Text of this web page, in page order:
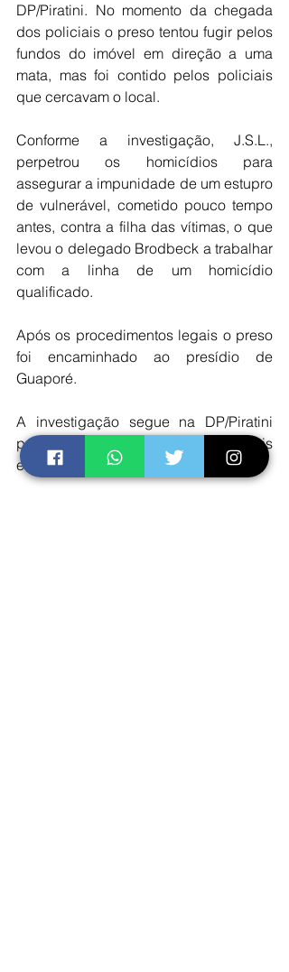
DP/Piratini. No momento da chegada
dos policiais o preso tentou fugir pelos
fundos do imóvel em direção a uma
mata, mas foi contido pelos policiais
que cercavam o local.
Conforme a investigação, J.S.L.,
perpetrou os homicídios para
assegurar a impunidade de um estupro
de vulnerável, cometido pouco tempo
antes, contra a filha das vítimas, o que
levou o delegado Brodbeck a trabalhar
com a linha de um homicídio
qualificado.
Após os procedimentos legais o preso
foi encaminhado ao presídio de
Guaporé.
A investigação segue na DP/Piratini
para coleta de informações adicionais
e rápido fechamento do inquérito.